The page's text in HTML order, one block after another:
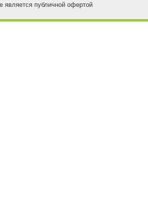
является публичной офертой